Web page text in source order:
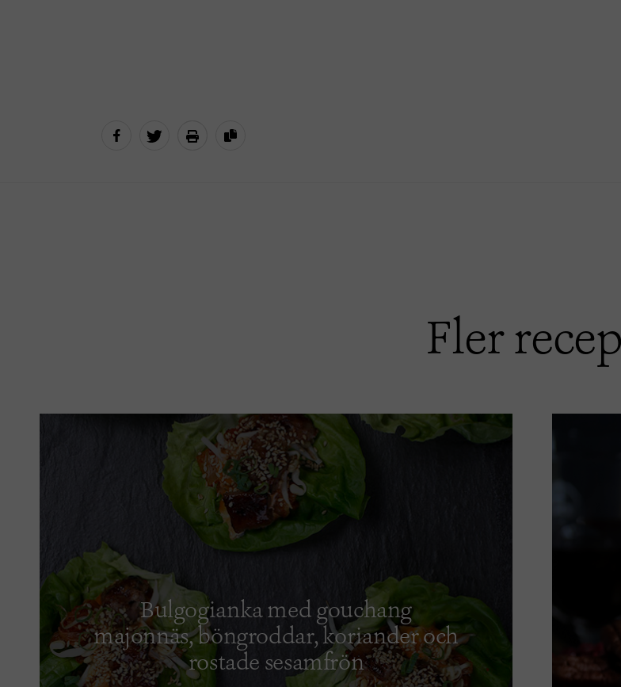
Fler
Bulgogianka med gouchang
majonnäs, böngroddar, koriander och
rostade sesamfrön